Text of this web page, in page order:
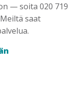
— soita 020 719
saat